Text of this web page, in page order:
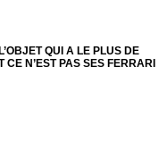
QUI A LE PLUS DE
N’EST PAS SES FERRARI